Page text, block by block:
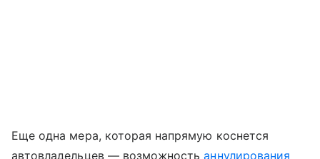
Еще одна мера, которая напрямую коснется
автовладельцев — возможностьаннулирования